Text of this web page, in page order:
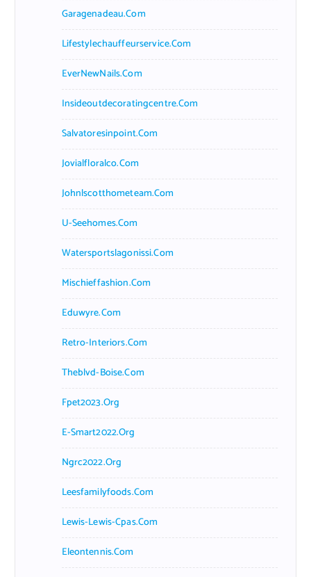
Garagenadeau.com
Lifestylechauffeurservice.com
EverNewNails.com
Insideoutdecoratingcentre.com
Salvatoresinpoint.com
Jovialfloralco.com
Johnlscotthometeam.com
U-Seehomes.com
Watersportslagonissi.com
Mischieffashion.com
Eduwyre.com
Retro-Interiors.com
Theblvd-Boise.com
Fpet2023.org
E-Smart2022.org
Ngrc2022.org
Leesfamilyfoods.com
Lewis-Lewis-Cpas.com
Eleontennis.com